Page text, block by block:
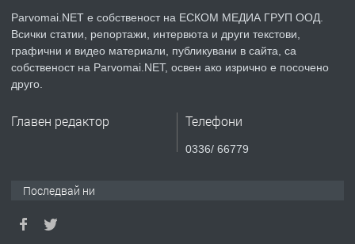
преди 1 година
ПРЕДЛАГА Уроци по Математика
Parvomai.NET е собственост на ЕСКОМ МЕДИА ГРУП ООД.
Всички статии, репортажи, интервюта и други текстови,
графични и видео материали, публикувани в сайта, са
собственост на Parvomai.NET, освен ако изрично е посочено
друго.
Главен редактор Телефони
0336/ 66779
Последвай ни